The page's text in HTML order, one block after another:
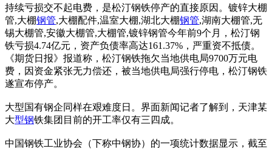
持续亏损交不起电费，是松汀钢铁停产的直接原因。镀锌大棚
管,大棚钢管,大棚配件,温室大棚,湖北大棚钢管,湖南大棚管,无
锡大棚管,安徽大棚管,大棚管,镀锌钢管今年前9个月，松汀钢
铁亏损4.74亿元，资产负债率高达161.37%，严重资不抵债。
《期货日报》报道称，松汀钢铁拖欠当地供电局9700万元电
费，因资金紧张无力偿还，被当地供电局强行停电，松汀钢铁
遂宣布停产。
大型国有钢企同样在艰难度日。界面新闻记者了解到，天津某
大型钢铁集团目前的开工率仅有三四成。
中国钢铁工业协会（下称中钢协）的一项统计数据显示，截至